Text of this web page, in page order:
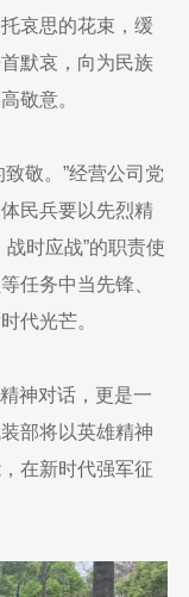
哀思的花束，缓
默哀，向为民族
敬意。
敬。”经营公司党
民兵要以先烈精
时应战”的职责使
任务中当先锋、
代光芒。
神对话，更是一
部将以英雄精神
在新时代强军征